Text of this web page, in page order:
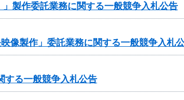
製作委託業務に関する一般競争入札公告
像製作」委託業務に関する一般競争入札
する一般競争入札公告